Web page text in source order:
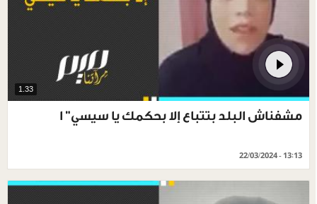
1.33
مشفناش البلد بتتباع إلا بحكمك يا سيسي" ا
22/03/2024 - 13:13